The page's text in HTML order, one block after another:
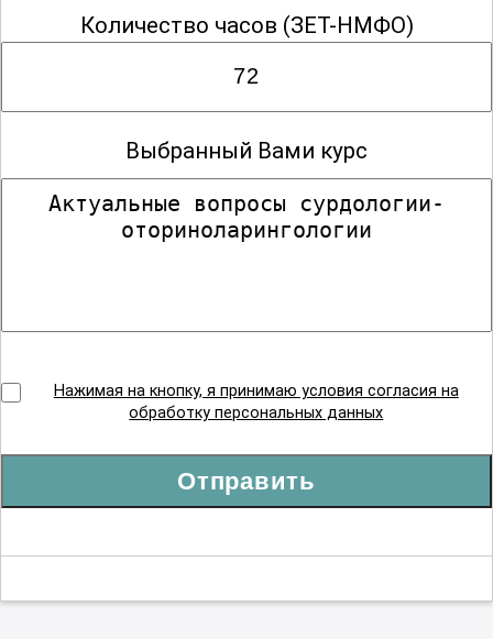
Количество часов (ЗЕТ-НМФО)
Выбранный Вами курс
Нажимая на кнопку, я принимаю условия согласия на
обработку персональных данных
Отправить